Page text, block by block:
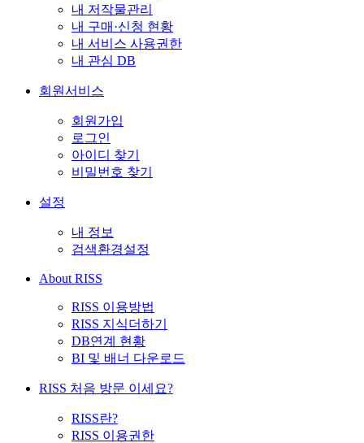
내 저작물관리
내 구매·신청 현황
내 서비스 사용권한
내 관심 DB
회원서비스
회원가입
로그인
아이디 찾기
비밀번호 찾기
설정
내 정보
검색환경설정
About RISS
RISS 이용방법
RISS 지식더하기
DB연계 현황
BI 및 배너 다운로드
RISS 처음 방문 이세요?
RISS란?
RISS 이용권한